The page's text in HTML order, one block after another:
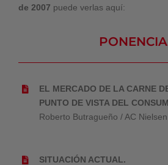
de 2007 puede verlas aquí:
EL MERCADO DE LA CARNE
PUNTO DE VISTA DEL
Roberto Butragueño / AC Nielsen
SITUACIÓN ACTUAL.